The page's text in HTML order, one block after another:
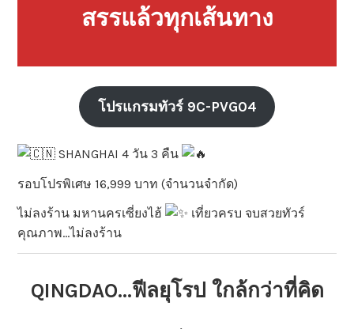
สรรแล้วทุกเส้นทาง
โปรแกรมทัวร์ 9C-PVG04
SHANGHAI 4 วัน 3 คืน
รอบโปรพิเศษ 16,999 บาท (จำนวนจำกัด)
ไม่ลงร้าน มหานครเซี่ยงไฮ้
เที่ยวครบ จบสวยทัวร์
คุณภาพ…ไม่ลงร้าน
QINGDAO…ฟีลยุโรป ใกล้กว่าที่คิด